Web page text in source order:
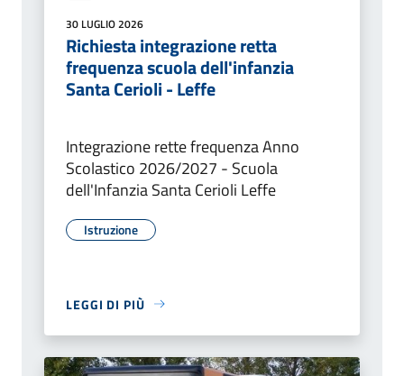
30 LUGLIO 2026
Richiesta integrazione retta
frequenza scuola dell'infanzia
Santa Cerioli - Leffe
Integrazione rette frequenza Anno
Scolastico 2026/2027 - Scuola
dell'Infanzia Santa Cerioli Leffe
Istruzione
LEGGI DI PIÙ